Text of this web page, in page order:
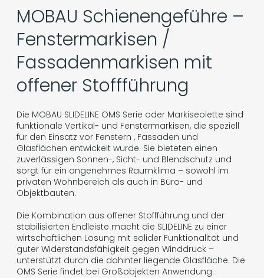
MOBAU Schienengeführe –
Fenstermarkisen /
Fassadenmarkisen mit
offener Stoffführung
Die MOBAU SLIDELINE OMS Serie oder Markiseolette sind
funktionale Vertikal- und Fenstermarkisen, die speziell
für den Einsatz vor Fenstern , Fassaden und
Glasflächen entwickelt wurde. Sie bieteten einen
zuverlässigen Sonnen-, Sicht- und Blendschutz und
sorgt für ein angenehmes Raumklima – sowohl im
privaten Wohnbereich als auch in Büro- und
Objektbauten.
Die Kombination aus offener Stoffführung und der
stabilisierten Endleiste macht die SLIDELINE zu einer
wirtschaftlichen Lösung mit solider Funktionalität und
guter Widerstandsfähigkeit gegen Winddruck –
unterstützt durch die dahinter liegende Glasfläche. Die
OMS Serie findet bei Großobjekten Anwendung.